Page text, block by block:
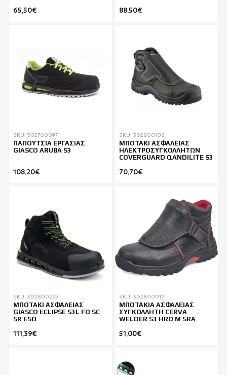
65,50€ 88,50€
SKU: 302700097
ΠΑΠΟΥΤΣΙΑ ΕΡΓΑΣΙΑΣ
GIASCO ARUBA S3
108,20€
SKU: 302800108
ΜΠΟΤΑΚΙ ΑΣΦΑΛΕΙΑΣ
ΗΛΕΚΤΡΟΣΥΓΚΟΛΛΗΤΩΝ
COVERGUARD QANDILITE S3
70,70€
SKU: 302800225
ΜΠΟΤΑΚΙ ΑΣΦΑΛΕΙΑΣ
GIASCO ECLIPSE S3L FO SC
SR ESD
111,39€
SKU: 302800012
ΜΠΟΤΑΚΙΑ ΑΣΦΑΛΕΙΑΣ
ΣΥΓΚΟΛΛΗΤΗ CERVA
WELDER S3 HRO M SRA
51,00€